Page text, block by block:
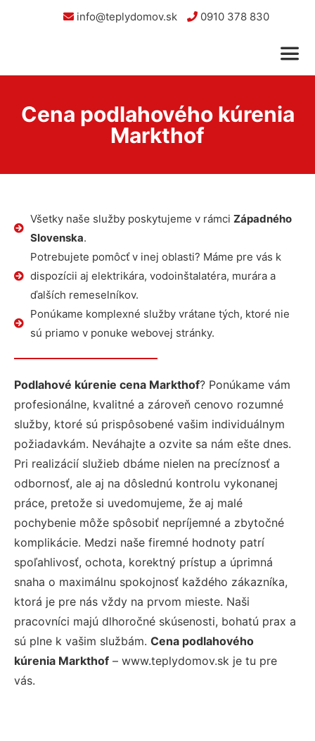
info@teplydomov.sk 0910 378 830
Cena podlahového kúrenia
Markthof
Všetky naše služby poskytujeme v rámci Západného
Slovenska.
Potrebujete pomôcť v inej oblasti? Máme pre vás k
dispozícii aj elektrikára, vodoinštalatéra, murára a
ďalších remeselníkov.
Ponúkame komplexné služby vrátane tých, ktoré nie
sú priamo v ponuke webovej stránky.
Podlahové kúrenie cena Markthof? Ponúkame vám
profesionálne, kvalitné a zároveň cenovo rozumné
služby, ktoré sú prispôsobené vašim individuálnym
požiadavkám. Neváhajte a ozvite sa nám ešte dnes.
Pri realizácií služieb dbáme nielen na precíznosť a
odbornosť, ale aj na dôslednú kontrolu vykonanej
práce, pretože si uvedomujeme, že aj malé
pochybenie môže spôsobiť nepríjemné a zbytočné
komplikácie. Medzi naše firemné hodnoty patrí
spoľahlivosť, ochota, korektný prístup a úprimná
snaha o maximálnu spokojnosť každého zákazníka,
ktorá je pre nás vždy na prvom mieste. Naši
pracovníci majú dlhoročné skúsenosti, bohatú prax a
sú plne k vašim službám. Cena podlahového
kúrenia Markthof – www.teplydomov.sk je tu pre
vás.